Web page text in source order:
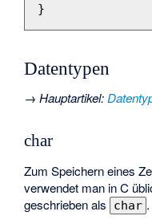
}
Datentypen
→Hauptartikel:
char
Zum Speichern eines
verwendet man in C
geschrieben als
char .